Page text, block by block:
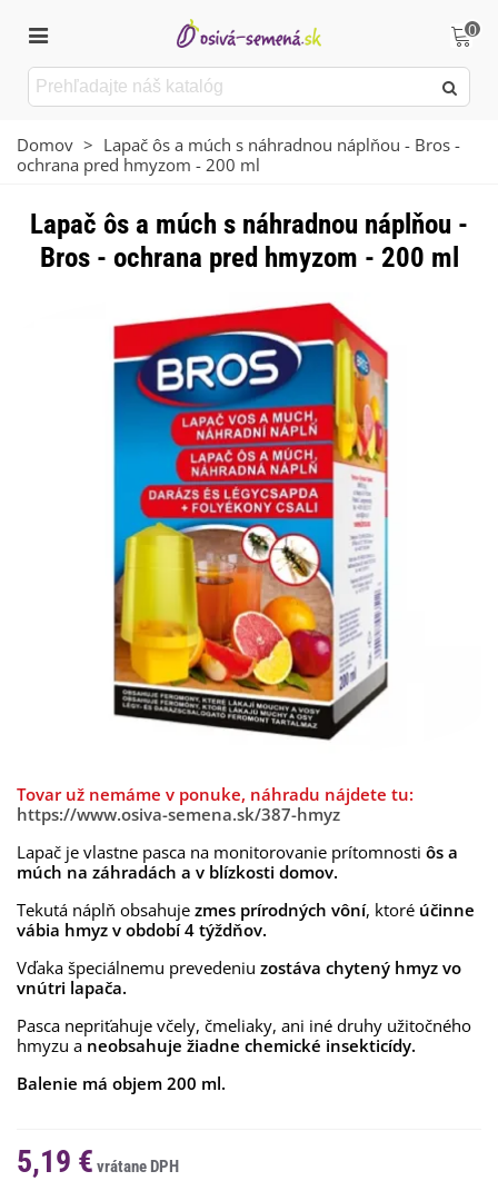
0
Domov > Lapač ôs a múch s náhradnou náplňou - Bros -
ochrana pred hmyzom - 200 ml
Lapač ôs a múch s náhradnou náplňou -
Bros - ochrana pred hmyzom - 200 ml
Tovar už nemáme v ponuke, náhradu nájdete tu:
https://www.osiva-semena.sk/387-hmyz
Lapač je vlastne pasca na monitorovanie prítomnosti ôs a
múch na záhradách a v blízkosti domov.
Tekutá náplň obsahuje zmes prírodných vôní, ktoré účinne
vábia hmyz v období 4 týždňov.
Vďaka špeciálnemu prevedeniu zostáva chytený hmyz vo
vnútri lapača.
Pasca nepriťahuje včely, čmeliaky, ani iné druhy užitočného
hmyzu a neobsahuje žiadne chemické insekticídy.
Balenie má objem 200 ml.
5,19 €